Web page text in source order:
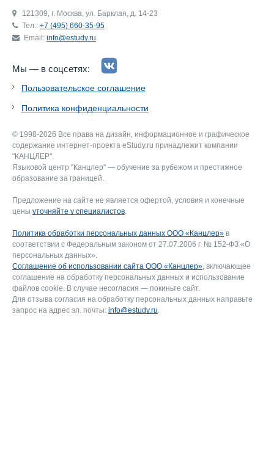
121309, г. Москва, ул. Барклая, д. 14-23
Тел.: +7 (495) 660-35-95
Email: info@estudy.ru
Мы — в соцсетях:
Пользовательское соглашение
Политика конфиденциальности
© 1998-2026 Все права на дизайн, информационное и графическое
содержание интернет-проекта eStudy.ru принадлежит компании
"КАНЦЛЕР".
Языковой центр "Канцлер" — обучение за рубежом и престижное
образование за границей.
Предложение на сайте не является офертой, условия и конечные
цены уточняйте у специалистов.
Политика обработки персональных данных ООО «Канцлер» в
соответствии с Федеральным законом от 27.07.2006 г. № 152-ФЗ «О
персональных данных».
Соглашение об использовании сайта ООО «Канцлер», включающее
соглашение на обработку персональных данных и использование
файлов cookie. В случае несогласия — покиньте сайт.
Для отзыва согласия на обработку персональных данных направьте
запрос на адрес эл. почты: info@estudy.ru.